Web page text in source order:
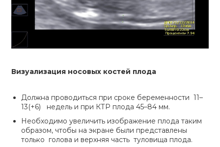
Визуализация носовых костей плода
Должна проводиться при сроке беременности 11–
13(+6) недель и при КТР плода 45–84 мм.
Необходимо увеличить изображение плода таким
образом, чтобы на экране были представлены
только голова и верхняя часть туловища плода.